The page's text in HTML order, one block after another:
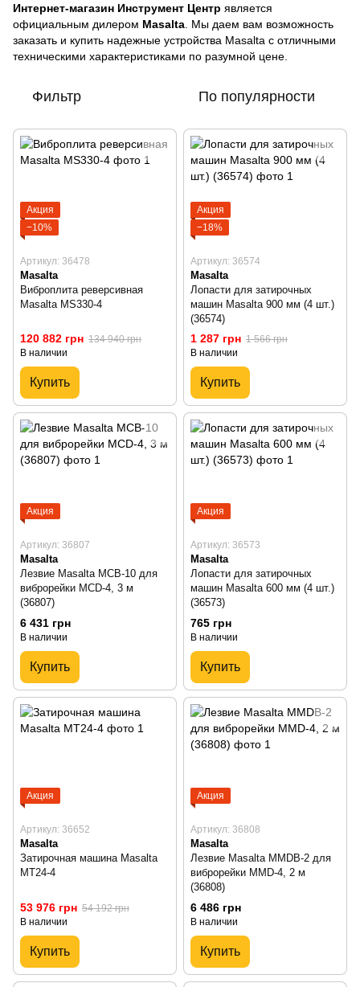
Интернет-магазин Инструмент Центр является
официальным дилером Masalta . Мы даем вам возможность
заказать и купить надежные устройства Masalta с отличными
техническими характеристиками по разумной цене.
Фильтр По популярности
Акция
−10%
Артикул: 36478
Masalta
Виброплита реверсивная
Masalta MS330-4
120 882 грн 134 940 грн
В наличии
Купить
Акция
−18%
Артикул: 36574
Masalta
Лопасти для затирочных
машин Masalta 900 мм (4 шт.)
(36574)
1 287 грн 1 566 грн
В наличии
Купить
Акция
Артикул: 36807
Masalta
Лезвие Masalta MCB-10 для
виброрейки MCD-4, 3 м
(36807)
6 431 грн
В наличии
Купить
Акция
Артикул: 36573
Masalta
Лопасти для затирочных
машин Masalta 600 мм (4 шт.)
(36573)
765 грн
В наличии
Купить
Акция
Артикул: 36652
Masalta
Затирочная машина Masalta
MT24-4
53 976 грн 54 192 грн
В наличии
Купить
Акция
Артикул: 36808
Masalta
Лезвие Masalta MMDB-2 для
виброрейки MMD-4, 2 м
(36808)
6 486 грн
В наличии
Купить